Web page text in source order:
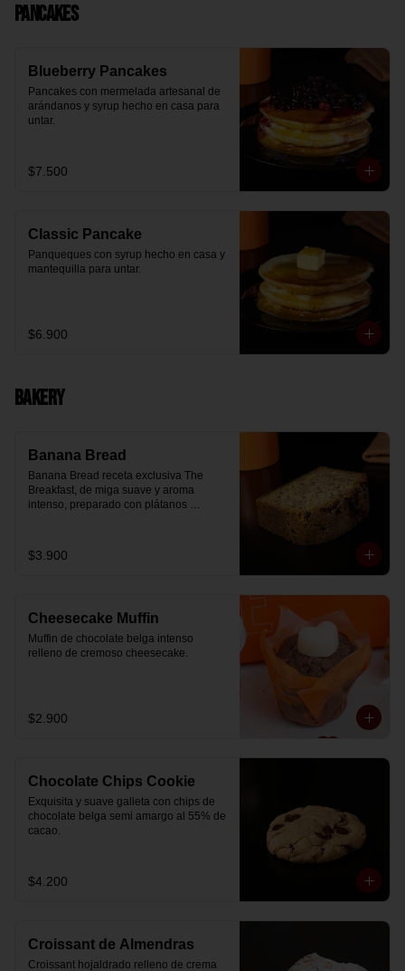
Pancakes
Blueberry Pancakes
Pancakes con mermelada artesanal de
arándanos y syrup hecho en casa para
untar.
$7.500
Classic Pancake
Panqueques con syrup hecho en casa y
mantequilla para untar.
$6.900
Bakery
Banana Bread
Banana Bread receta exclusiva The
Breakfast, de miga suave y aroma
intenso, preparado con plátanos
$3.900
Cheesecake Muffin
Muffin de chocolate belga intenso
relleno de cremoso cheesecake.
$2.900
Chocolate Chips Cookie
Exquisita y suave galleta con chips de
chocolate belga semi amargo al 55% de
cacao.
$4.200
Croissant de Almendras
Croissant hojaldrado relleno de crema